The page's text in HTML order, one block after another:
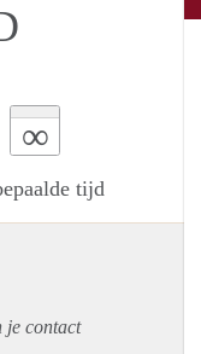
∞
tijd
je contact